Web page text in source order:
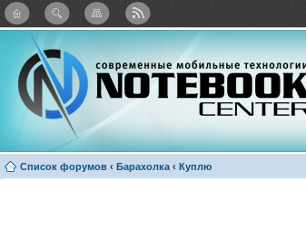
Список форумов ‹ Барахолка ‹ Куплю